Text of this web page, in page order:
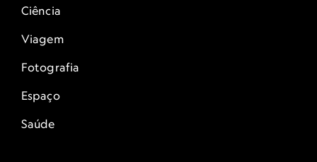
Ciência
Viagem
Fotografia
Espaço
Saúde